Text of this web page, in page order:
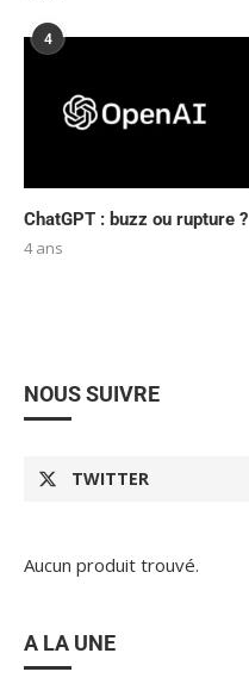
4
ChatGPT : buzz ou rupture ?
4 ans
NOUS SUIVRE
TWITTER
Aucun produit trouvé.
A LA UNE